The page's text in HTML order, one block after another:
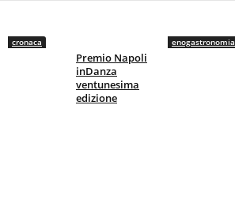
cronaca
Premio Napoli
inDanza
ventunesima
edizione
enogastronomia